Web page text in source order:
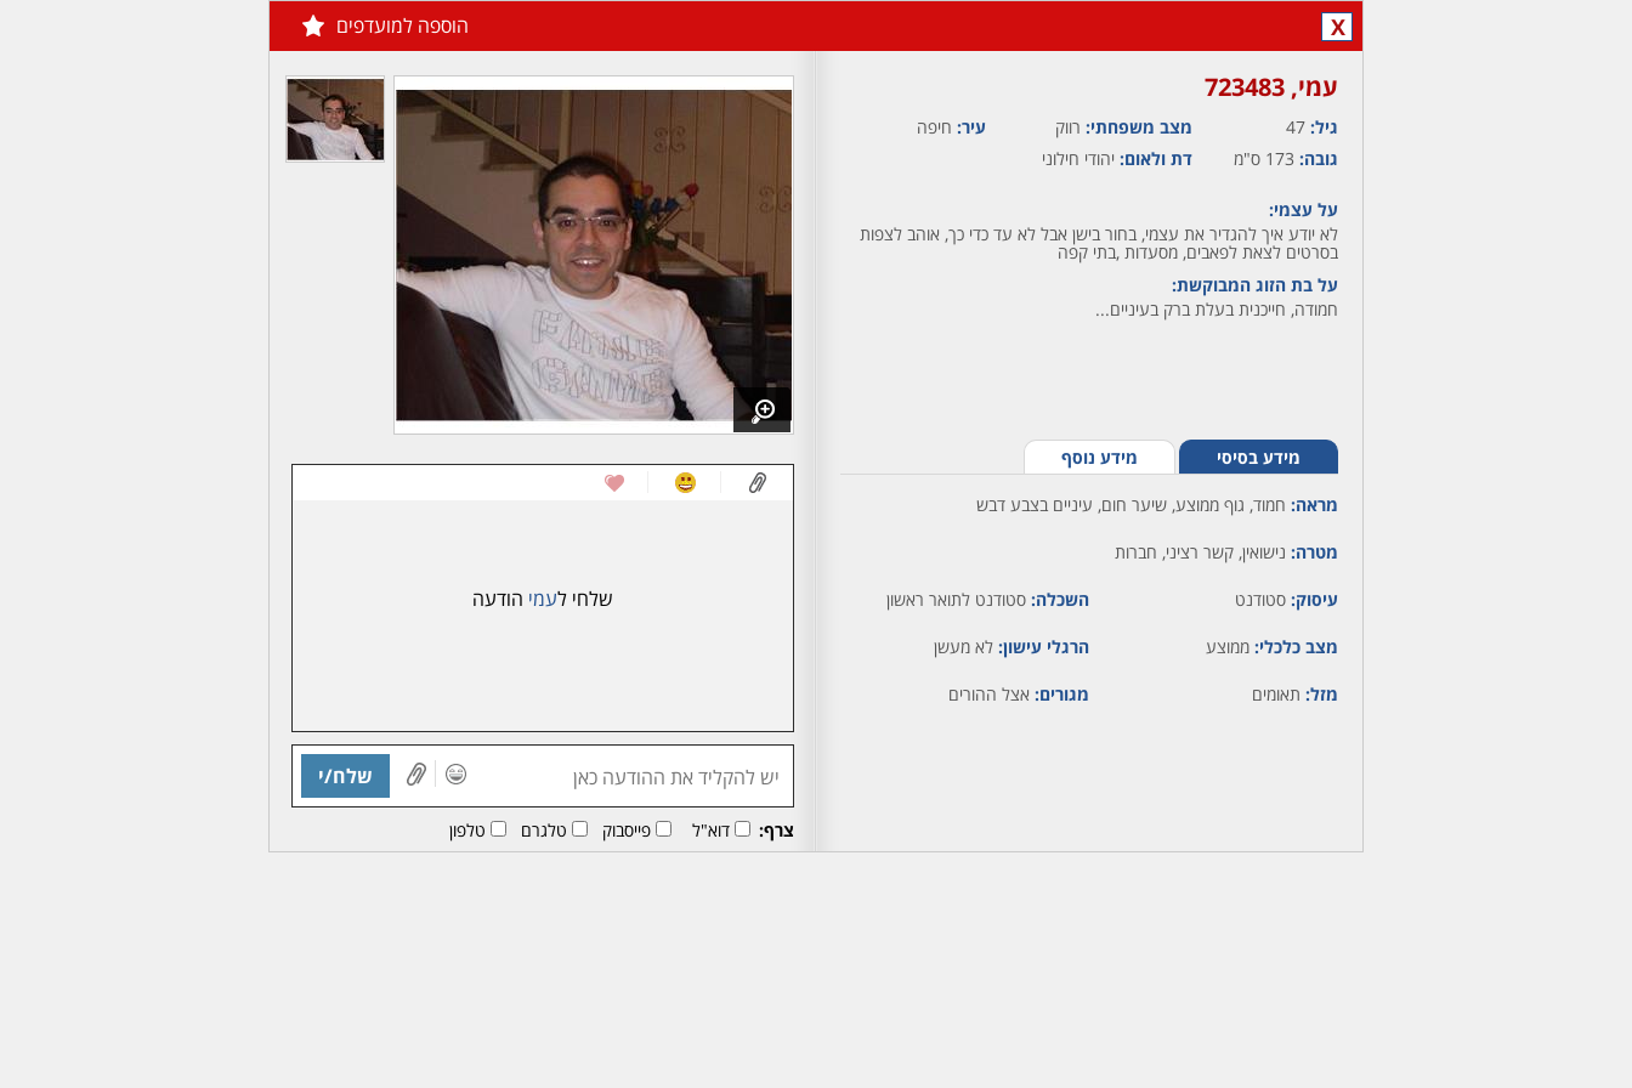
X הוספה למועדפים
עמי,‏ 723483
גיל: 47 מצב משפחתי: רווק עיר: חיפה
גובה: 173 ס"מ דת ולאום: יהודי חילוני
על עצמי:
לא יודע איך להגדיר את עצמי, בחור בישן אבל לא עד כדי כך, אוהב לצפות
בסרטים לצאת לפאבים, מסעדות ,בתי קפה
על בת הזוג המבוקשת:
חמודה, חייכנית בעלת ברק בעיניים...
מידע בסיסי מידע נוסף
מראה: חמוד, גוף ממוצע, שיער חום, עיניים בצבע דבש
מטרה: נישואין, קשר רציני, חברות
עיסוק: סטודנט השכלה: סטודנט לתואר ראשון
מצב כלכלי: ממוצע הרגלי עישון: לא מעשן
מזל: תאומים מגורים: אצל ההורים
שלחי לעמי הודעה
שלח/י
צרף: דוא"ל פייסבוק טלגרם טלפון